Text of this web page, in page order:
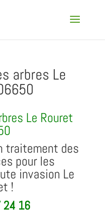
arbres Le
Le Rouret
traitement des
pour les
invasion Le
!
24 16